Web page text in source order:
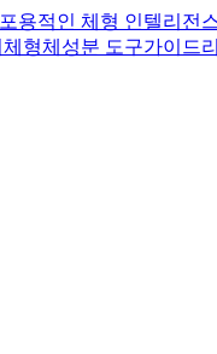
포용적인 체형 인텔리전
체형체성분 도구가이드